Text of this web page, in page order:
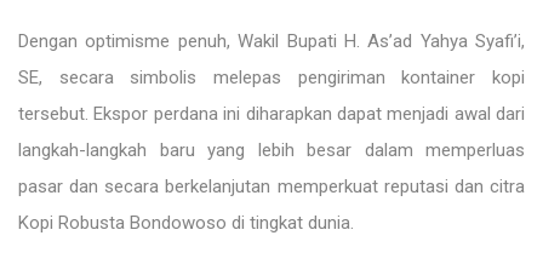
Dengan optimisme penuh, Wakil Bupati H. As’ad Yahya Syafi’i,
SE, secara simbolis melepas pengiriman kontainer kopi
tersebut. Ekspor perdana ini diharapkan dapat menjadi awal dari
langkah-langkah baru yang lebih besar dalam memperluas
pasar dan secara berkelanjutan memperkuat reputasi dan citra
Kopi Robusta Bondowoso di tingkat dunia.